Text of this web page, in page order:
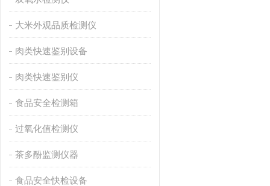
大米外观品质检测仪
肉类快速鉴别设备
肉类快速鉴别仪
食品安全检测箱
过氧化值检测仪
茶多酚监测仪器
食品安全快检设备